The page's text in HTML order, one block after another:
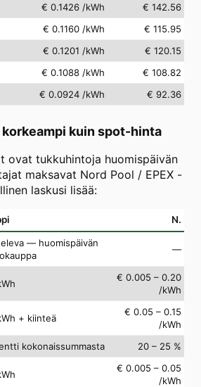
€ 0.1426 /kWh
€ 142.56
€ 0.1160 /kWh
€ 115.95
€ 0.1201 /kWh
€ 120.15
€ 0.1088 /kWh
€ 108.82
€ 0.0924 /kWh € 92.36
kuin spot-hinta
ovat tukkuhintoja huomispäivän
maksavat Nord Pool / EPEX -
laskusi lisää:
N.
— huomispäivän
—
€ 0.005 – 0.20
/kWh
+ kiinteä
€ 0.05 – 0.15
/kWh
kokonaissummasta
20 – 25 %
€ 0.005 – 0.05
/kWh